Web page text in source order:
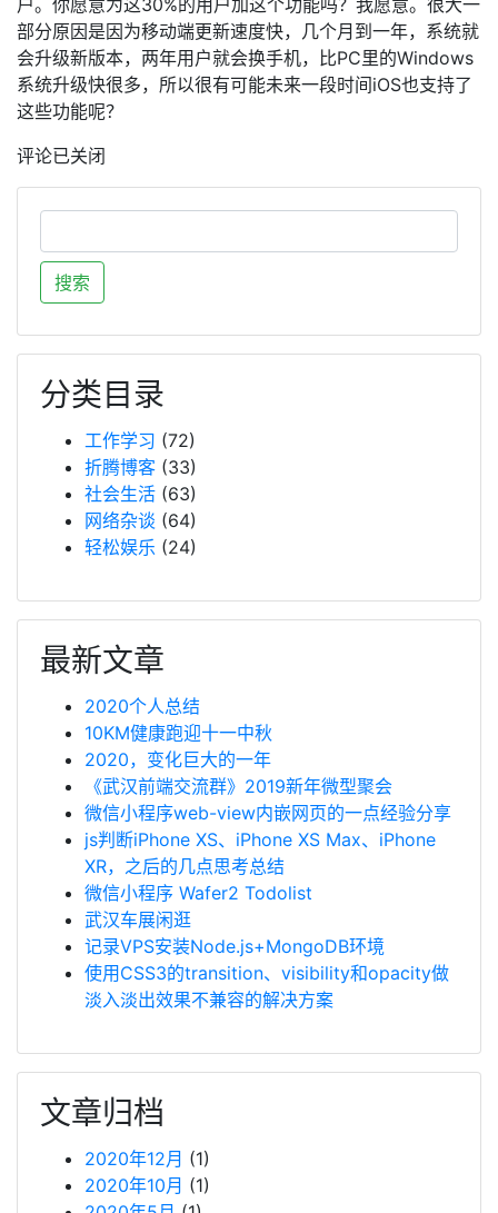
户。你愿意为这30%的用户加这个功能吗？我愿意。很大一
部分原因是因为移动端更新速度快，几个月到一年，系统就
会升级新版本，两年用户就会换手机，比PC里的Windows
系统升级快很多，所以很有可能未来一段时间iOS也支持了
这些功能呢？
评论已关闭
分类目录
工作学习 (72)
折腾博客 (33)
社会生活 (63)
网络杂谈 (64)
轻松娱乐 (24)
最新文章
2020个人总结
10KM健康跑迎十一中秋
2020，变化巨大的一年
《武汉前端交流群》2019新年微型聚会
微信小程序web-view内嵌网页的一点经验分享
js判断iPhone XS、iPhone XS Max、iPhone
XR，之后的几点思考总结
微信小程序 Wafer2 Todolist
武汉车展闲逛
记录VPS安装Node.js+MongoDB环境
使用CSS3的transition、visibility和opacity做
淡入淡出效果不兼容的解决方案
文章归档
2020年12月 (1)
2020年10月 (1)